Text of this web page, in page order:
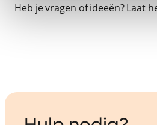
Heb je vragen of ideeën? Laat